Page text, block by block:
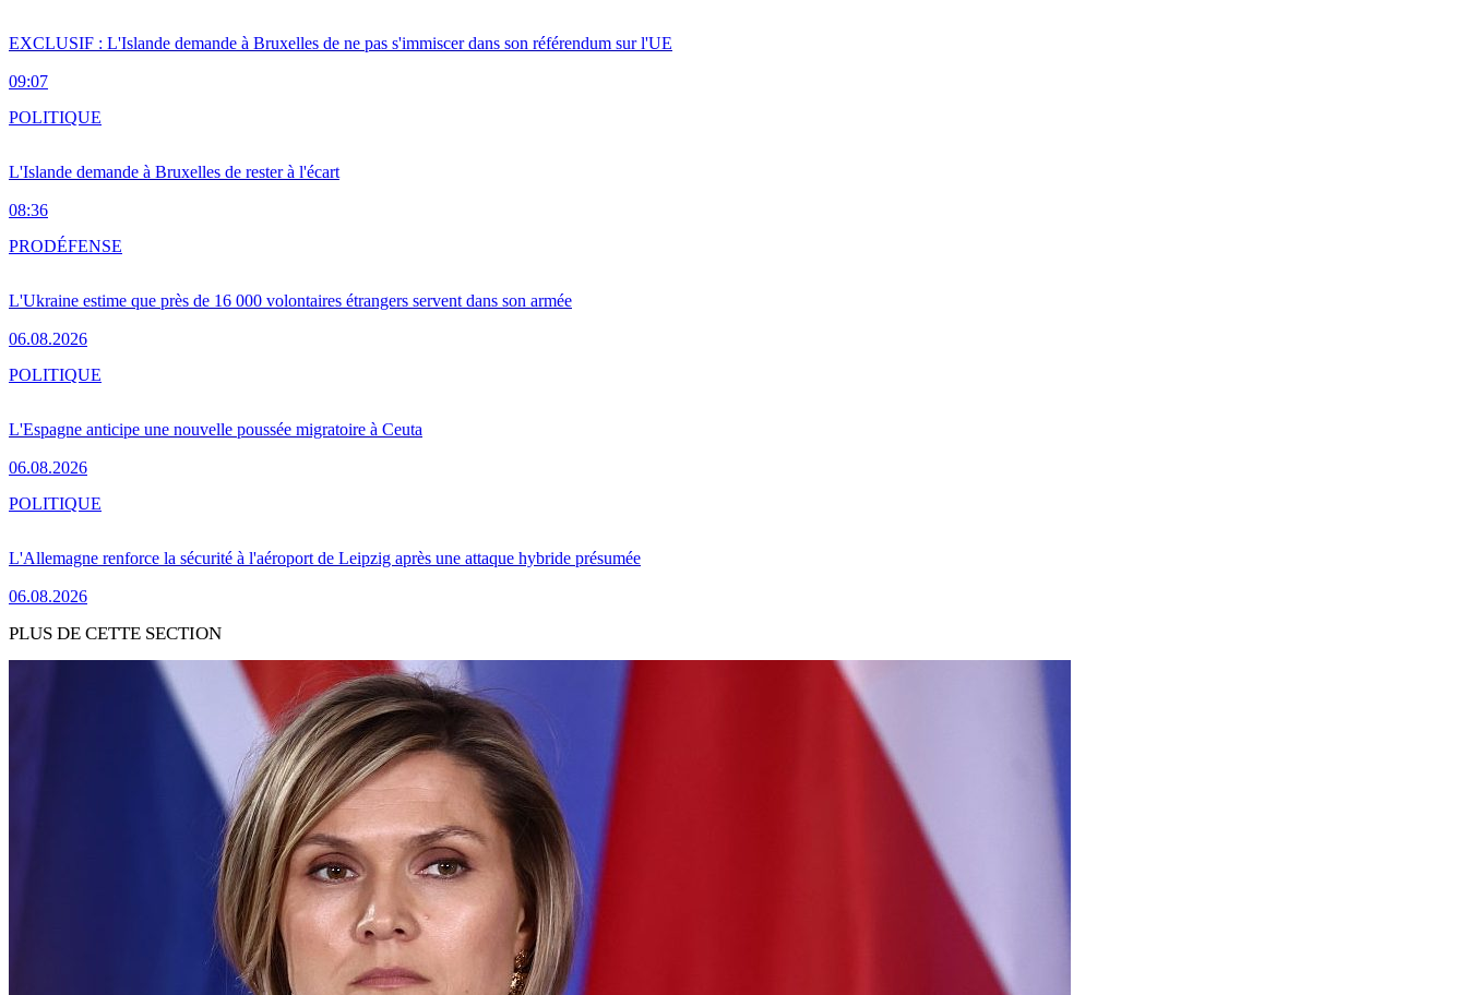
EXCLUSIF : L'Islande demande à Bruxelles de ne pas s'immiscer dans son référendum sur l'UE
09:07
L'Islande demande à Bruxelles de rester à l'écart
08:36
POLITIQUE
L'Ukraine estime que près de 16 000 volontaires étrangers servent dans son armée
06.08.2026
PRODÉFENSE
L'Espagne anticipe une nouvelle poussée migratoire à Ceuta
06.08.2026
POLITIQUE
L'Allemagne renforce la sécurité à l'aéroport de Leipzig après une attaque hybride présumée
06.08.2026
POLITIQUE
PLUS DE CETTE SECTION